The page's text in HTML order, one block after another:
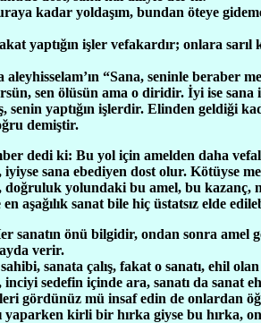
kadar yoldaşım, bundan öteye
yaptığın işler vefakardır; onlara
aleyhisselam’ın “Sana, seninle beraber
sen ölüsün ama o diridir. İyi ise
senin yaptığın işlerdir. Elinden geldiği
demiştir.
dedi ki: Bu yol için amelden daha
sana ebediyen dost olur. Kötüyse
doğruluk yolundaki bu amel, bu kazanç,
aşağılık sanat bile hiç üstatsız elde
sanatın önü bilgidir, ondan sonra
verir.
sanata çalış, fakat o sanatı, ehil
inciyi sedefin içinde ara, sanatı da sanat
gördünüz mü insaf edin de onlardan
yaparken kirli bir hırka giyse bu hırka,